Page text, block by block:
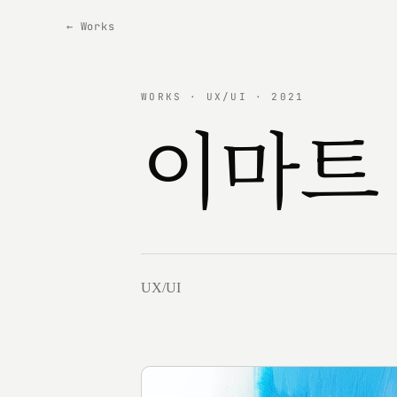
← Works
WORKS · UX/UI · 2021
이마
UX/UI